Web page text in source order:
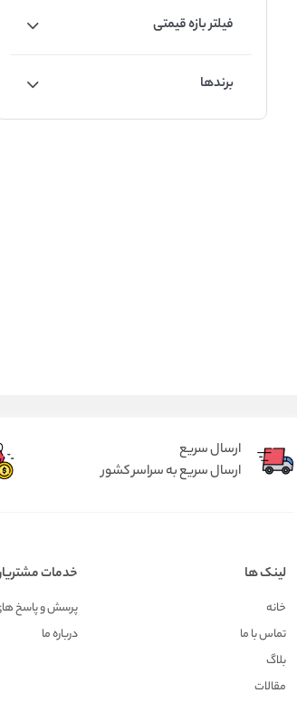
فیلتر بازه قیمتی
برندها
ارسال سریع
ارسال سریع به سراسر کشور
لینک ها
خانه
تماس با ما
بلاگ
مقالات
خدمات
پرسش و پاسخ
درباره ما